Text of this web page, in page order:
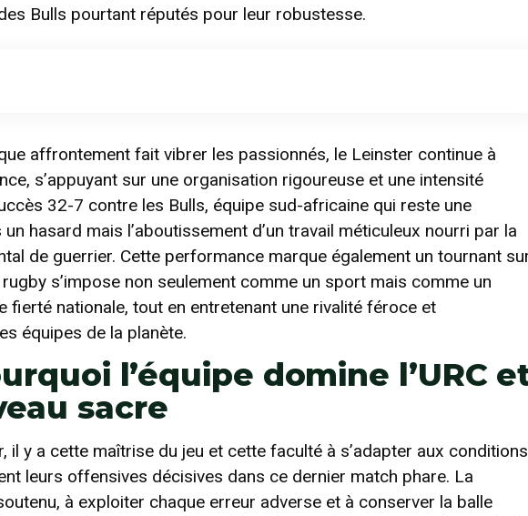
Bulls pourtant réputés pour leur robustesse.
affrontement fait vibrer les passionnés, le Leinster continue à
s’appuyant sur une organisation rigoureuse et une intensité
32-7 contre les Bulls, équipe sud-africaine qui reste une
hasard mais l’aboutissement d’un travail méticuleux nourri par la
de guerrier. Cette performance marque également un tournant
s’impose non seulement comme un sport mais comme un
fierté nationale, tout en entretenant une rivalité féroce et
équipes de la planète.
l’équipe domine l’URC
sacre
y a cette maîtrise du jeu et cette faculté à s’adapter aux conditions
leurs offensives décisives dans ce dernier match phare. La
à exploiter chaque erreur adverse et à conserver la balle